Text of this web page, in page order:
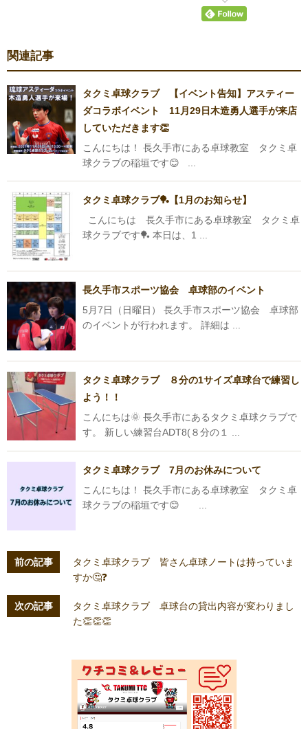
関連記事
タクミ卓球クラブ 【イベント告知】アスティー
ダコラボイベント 11月29日木造勇人選手が来店
していただきます👏
こんにちは！ 長久手市にある卓球教室 タクミ卓
球クラブの稲垣です😊 ...
タクミ卓球クラブ🏓【1月のお知らせ】
こんにちは 長久手市にある卓球教室 タクミ卓
球クラブです🏓 本日は、1 ...
長久手市スポーツ協会 卓球部のイベント
5月7日（日曜日） 長久手市スポーツ協会 卓球部
のイベントが行われます。 詳細は ...
タクミ卓球クラブ ８分の1サイズ卓球台で練習し
よう！！
こんにちは🌞 長久手市にあるタクミ卓球クラブで
す。 新しい練習台ADT8(８分の１ ...
タクミ卓球クラブ 7月のお休みについて
こんにちは！ 長久手市にある卓球教室 タクミ卓
球クラブの稲垣です😊 ...
前の記事
タクミ卓球クラブ 皆さん卓球ノートは持っていま
すか🤔❓
次の記事
タクミ卓球クラブ 卓球台の貸出内容が変わりまし
た👏👏👏